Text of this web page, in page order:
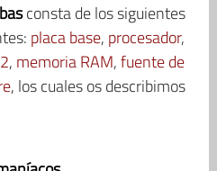
consta de los siguientes
placa base, procesador,
, memoria RAM,fuente de
, los cuales os describimos